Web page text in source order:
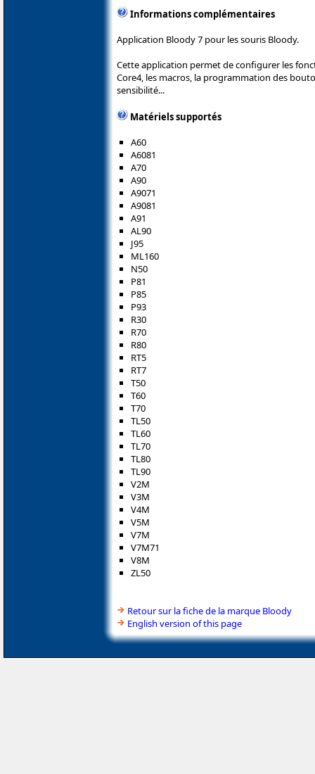
Informations complémentaires
Application Bloody 7 pour les souris Bloody.
Cette application permet de configurer les
Core4, les macros, la programmation des
sensibilité...
Matériels supportés
A60
A6081
A70
A90
A9071
A9081
A91
AL90
J95
ML160
N50
P81
P85
P93
R30
R70
R80
RT5
RT7
T50
T60
T70
TL50
TL60
TL70
TL80
TL90
V2M
V3M
V4M
V5M
V7M
V7M71
V8M
ZL50
Retour sur la fiche de la marque Bloody
English version of this page